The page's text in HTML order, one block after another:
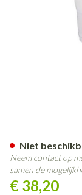
€ 38,20
Niet
Neem contact op
samen de